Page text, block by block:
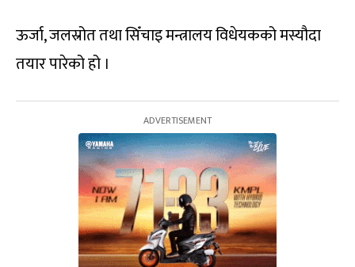
ऊर्जा, जलस्रोत तथा सिँचाइ मन्त्रालय विधेयकको मस्यौदा
तयार पारेको हो ।